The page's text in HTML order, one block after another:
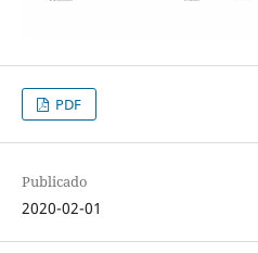
PDF
Publicado
2020-02-01